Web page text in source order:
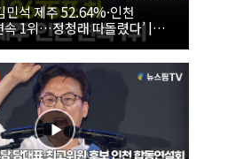
석 제주 52.64%·인천
1위…정청래 따돌렸다’ |
민주당 당대표·최고위원 후
설회